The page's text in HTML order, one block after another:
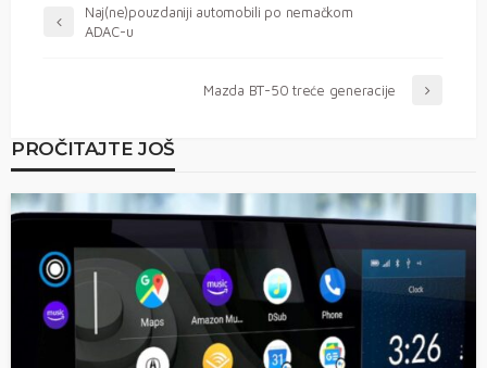
Naj(ne)pouzdaniji automobili po nemačkom
ADAC-u
Mazda BT-50 treće generacije
PROČITAJTE JOŠ